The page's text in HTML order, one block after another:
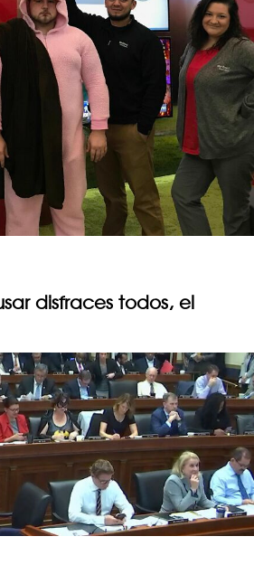
disfraces todos, el